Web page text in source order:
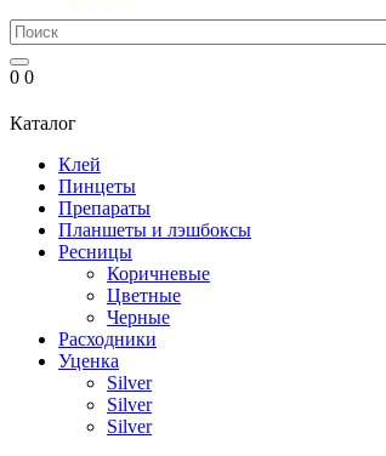
0 0
Каталог
Клей
Пинцеты
Препараты
Планшеты и лэшбоксы
Ресницы
Коричневые
Цветные
Черные
Расходники
Уценка
Silver
Silver
Silver